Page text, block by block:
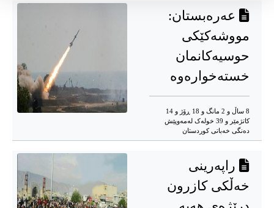
عەرەبستان:
مووشەکێکی
حوسیەکانمان
خستەخوارەوە
8 ساڵ و 2 مانگ و 18 ڕۆژ و 14
کاتژمێر و 39 خوله‌ک له‌مه‌وپێش‌
دەنگی خەباتی کوردستان
راپەرینی
خەڵکی کازرون